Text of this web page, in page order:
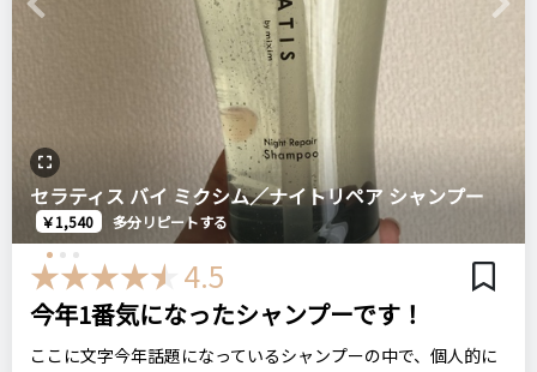
ステマっぽい
ログイン
おすすめする人・おすすめしない人
ゴワゴワとした髪質に悩んでいる方へおすすめします。
髪の毛が細くて柔らかい方は、同じシリーズの別のシャンプー
をオススメします。
比較したもの・こちらを選んだ理由
髪の毛が柔らかくなるシャンプーを探していた時に、ネットで
おすすめされているのを見て購入しました。
は気になりませんでした。
ただシャンプーとしての機能は満足できるものではなかったの
で、再購入はないです。
La Sana ラサーナ
海そう クリームシャンプー
リピート回数・頻度
初めて 絶対リピートしない
Previous Next
セラティス バイ ミクシム／ナイトリペア シャンプー
￥1,540 多分リピートする
4.5
今年1番気になったシャンプーです！
ここに文字今年話題になっているシャンプーの中で、個人的に